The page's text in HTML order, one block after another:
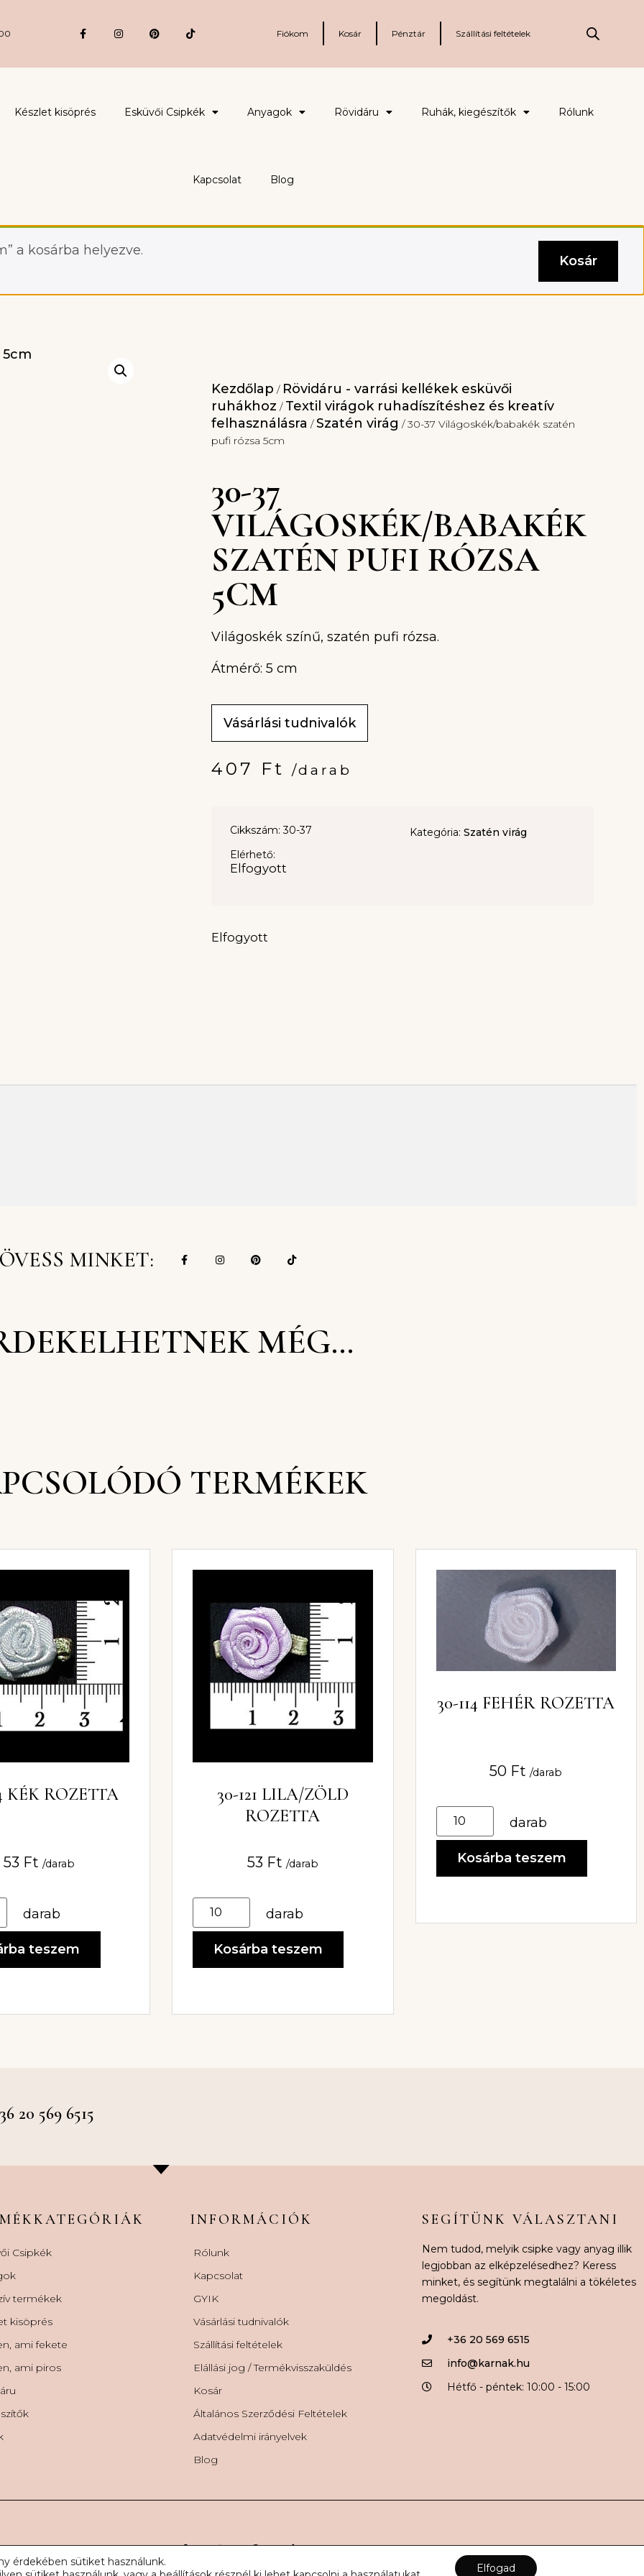
Fiókom Kosár Pénztár Szállítási feltételek
Készlet kisöprés Esküvői Csipkék Anyagok Rövidáru Ruhák, kiegészítők Rólunk
Kapcsolat Blog
a kosárba helyezve.
Kosár
Kezdőlap / Rövidáru - varrási kellékek esküvői
ruhákhoz / Textil virágok ruhadíszítéshez és kreatív
felhasználásra /Szatén virág / 30-37 Világoskék/babakék szatén
pufi rózsa 5cm
30-37
VILÁGOSKÉK/BABAKÉK
SZATÉN PUFI RÓZSA
5CM
Világoskék színű, szatén pufi rózsa.
Átmérő: 5 cm
Vásárlási tudnivalók
407 Ft /darab
Cikkszám: 30-37
Elérhető:
Elfogyott
Kategória: Szatén virág
Elfogyott
MINKET:
MÉG…
TERMÉKEK
KÉK ROZETTA
53 Ft /darab
darab
teszem
30-121 LILA/ZÖLD
ROZETTA
53 Ft /darab
darab
Kosárba teszem
30-114 FEHÉR ROZETTA
50 Ft /darab
darab
Kosárba teszem
20 569 6515
Csipkék
termékek
kisöprés
ami fekete
ami piros
INFORMÁCIÓK
Rólunk
Kapcsolat
GYIK
Vásárlási tudnivalók
Szállítási feltételek
Elállási jog / Termékvisszaküldés
Kosár
Általános Szerződési Feltételek
Adatvédelmi irányelvek
Blog
SEGÍTÜNK VÁLASZTANI
Nem tudod, melyik csipke vagy anyag illik
legjobban az elképzelésedhez? Keress
minket, és segítünk megtalálni a tökéletes
megoldást.
+36 20 569 6515
info@karnak.hu
Hétfő - péntek: 10:00 - 15:00
Minden jog fenntartva.
érdekében sütiket használunk.
Elfogad